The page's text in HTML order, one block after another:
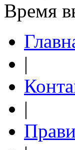
Время
|
|